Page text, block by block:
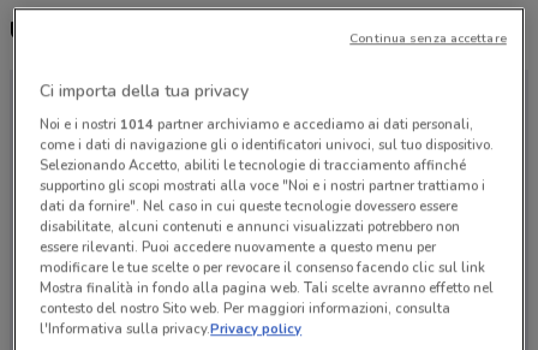
Ultime offerte del volantino Tempocasa
Ci importa della tua privacy
Noi e i nostri 1014partner archiviamo e accediamo ai dati personali,
come i dati di navigazione gli o identificatori univoci, sul tuo dispositivo.
Selezionando Accetto, abiliti le tecnologie di tracciamento affinché
supportino gli scopi mostrati alla voce "Noi e i nostri partner trattiamo i
dati da fornire". Nel caso in cui queste tecnologie dovessero essere
disabilitate, alcuni contenuti e annunci visualizzati potrebbero non
essere rilevanti. Puoi accedere nuovamente a questo menu per
modificare le tue scelte o per revocare il consenso facendo clic sul link
Mostra finalità in fondo alla pagina web. Tali scelte avranno effetto nel
contesto del nostro Sito web. Per maggiori informazioni, consulta
l'Informativa sulla privacy.Privacy policy
Continua senza accettare